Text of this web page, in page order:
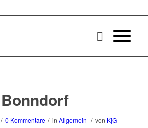
Bonndorf
/ 0 Kommentare / inAllgemein / von KjG